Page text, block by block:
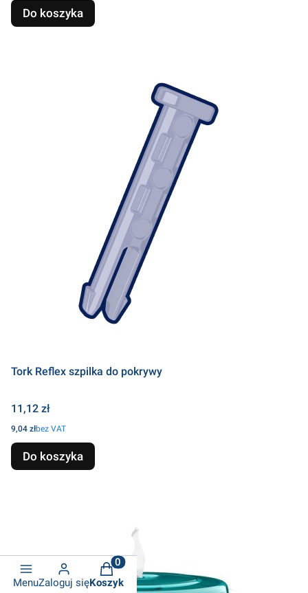
Do koszyka
Tork Reflex szpilka do pokrywy
Cena
11,12 zł
Cena
9,04 złbez VAT
Do koszyka
MenuZaloguj się
Produkty w koszyku: 0. Zobacz
Koszyk